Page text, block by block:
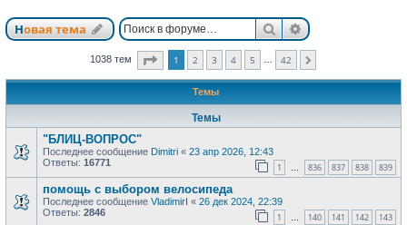
Новая тема ПоискРасширенный
1038 тем Страница из
1 2 3 4 5 42
Темы
Темы
"БЛИЦ-ВОПРОС"
Последнее сообщение Dimitri « 23 апр 2026, 12:43
Ответы: 16771 1 … 836 837 838 839
помощь с выбором велосипеда
Последнее сообщение VladimirI « 26 дек 2024, 22:39
Ответы: 2846 1 … 140 141 142 143